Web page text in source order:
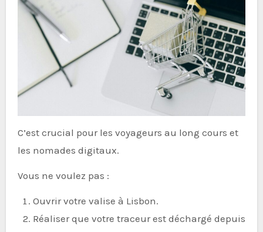
C’est crucial pour les voyageurs au long cours et
les nomades digitaux.
Vous ne voulez pas :
Ouvrir votre valise à Lisbon.
Réaliser que votre traceur est déchargé depuis